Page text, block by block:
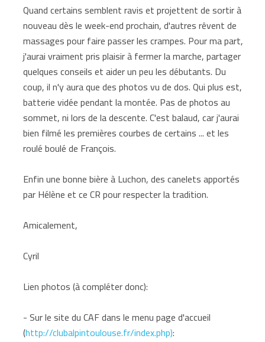
Quand certains semblent ravis et projettent de sortir à
nouveau dès le week-end prochain, d'autres rêvent de
massages pour faire passer les crampes. Pour ma part,
j'aurai vraiment pris plaisir à fermer la marche, partager
quelques conseils et aider un peu les débutants. Du
coup, il n'y aura que des photos vu de dos. Qui plus est,
batterie vidée pendant la montée. Pas de photos au
sommet, ni lors de la descente. C'est balaud, car j'aurai
bien filmé les premières courbes de certains ... et les
roulé boulé de François.
Enfin une bonne bière à Luchon, des canelets apportés
par Hélène et ce CR pour respecter la tradition.
Amicalement,
Cyril
Lien photos (à compléter donc):
- Sur le site du CAF dans le menu page d'accueil
(http://clubalpintoulouse.fr/index.php):